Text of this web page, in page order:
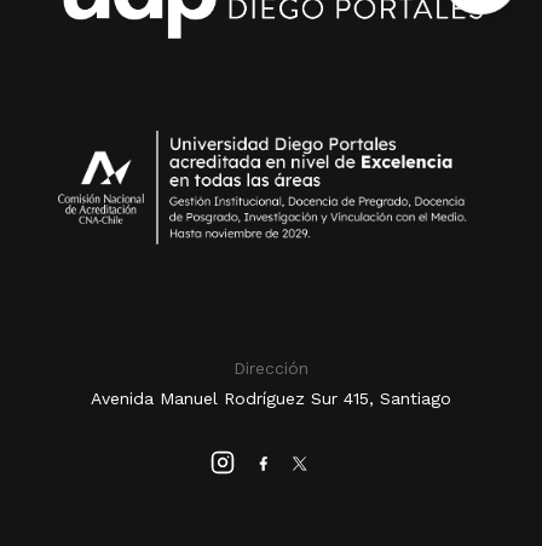
Dirección
Avenida Manuel Rodríguez Sur 415, Santiago